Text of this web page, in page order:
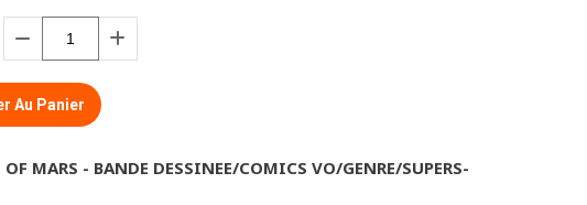
Au Panier
OF MARS - BANDE DESSINEE/COMICS VO/GENRE/SUPERS-